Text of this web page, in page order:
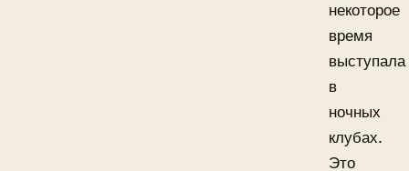
некоторое
время
выступала
в
ночных
клубах.
Это